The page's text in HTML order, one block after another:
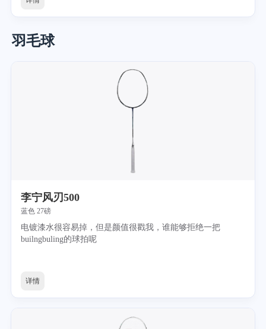
羽毛球
李宁风刃500
蓝色 27磅
电镀漆水很容易掉，但是颜值很戳我，谁能够拒绝一把
builngbuling的球拍呢
详情